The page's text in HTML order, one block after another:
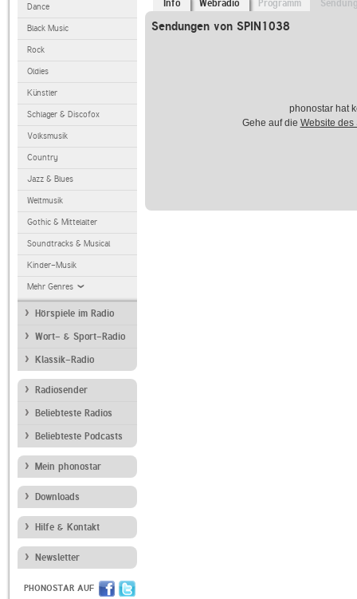
Dance
Black Music
Rock
Oldies
Künstler
Schlager & Discofox
Volksmusik
Country
Jazz & Blues
Weltmusik
Gothic & Mittelalter
Soundtracks & Musical
Kinder-Musik
Mehr Genres
Hörspiele im Radio
Wort- & Sport-Radio
Klassik-Radio
Radiosender
Beliebteste Radios
Beliebteste Podcasts
Mein phonostar
Downloads
Hilfe & Kontakt
Newsletter
PHONOSTAR AUF
Info Webradio Programm
Sendungen von SPIN1038
phonostar hat
Gehe auf die Website des